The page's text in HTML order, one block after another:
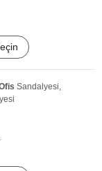
Sandalyesi,